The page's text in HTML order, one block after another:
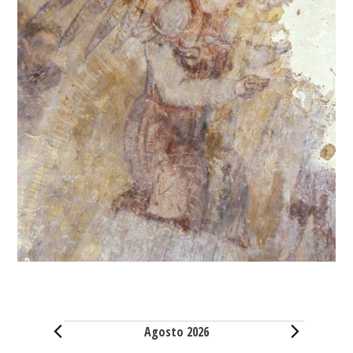
Eventos Agosto 2026